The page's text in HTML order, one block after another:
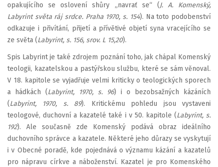
opakujícího se oslovení shůry „navrať se“ (J. A. Komenský,
Labyrint světa ráj srdce. Praha 1970, s. 154). Na toto podobenství
odkazuje i přivítání, přijetí a přívětivé objetí syna vracejícího se
ze světa (Labyrint, s. 156, srov. L 15,20).
Spis Labyrint je také zdrojem poznání toho, jak chápal Komenský
teologii, kazatelskou a pastýřskou službu, které se sám věnoval.
V 18. kapitole se vyjadřuje velmi kriticky o teologických sporech
a hádkách (Labyrint, 1970, s. 96) i o bezobsažných kázáních
(Labyrint, 1970, s. 89). Kritickému pohledu jsou vystaveni
teologové, duchovní a kazatelé také i v 50. kapitole (Labyrint, s.
192). Ale současně zde Komenský podává obraz ideálního
duchovního správce a kazatele. Některé jeho důrazy se vyskytují
i v Obecné poradě, kde pojednává o významu kázání a kazatelů
pro nápravu církve a náboženství. Kazatel je pro Komenského